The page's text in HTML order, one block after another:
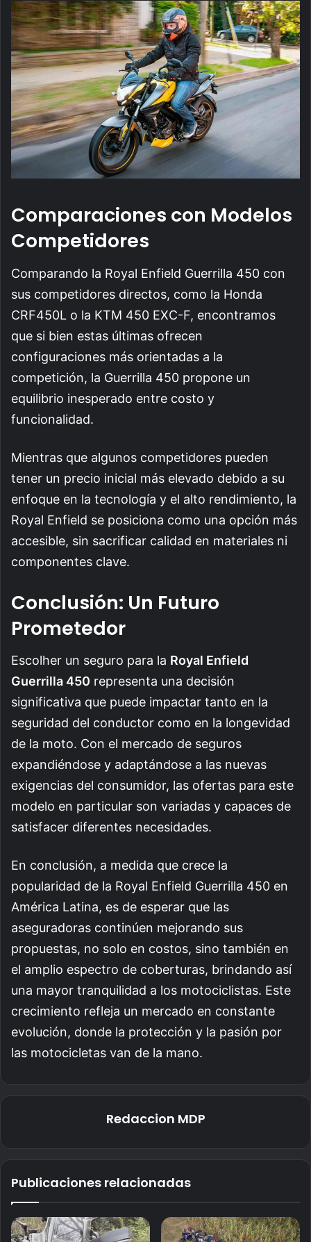
Comparaciones con Modelos
Competidores
Comparando la Royal Enfield Guerrilla 450 con
sus competidores directos, como la Honda
CRF450L o la KTM 450 EXC-F, encontramos
que si bien estas últimas ofrecen
configuraciones más orientadas a la
competición, la Guerrilla 450 propone un
equilibrio inesperado entre costo y
funcionalidad.
Mientras que algunos competidores pueden
tener un precio inicial más elevado debido a su
enfoque en la tecnología y el alto rendimiento, la
Royal Enfield se posiciona como una opción más
accesible, sin sacrificar calidad en materiales ni
componentes clave.
Conclusión: Un Futuro
Prometedor
Escolher un seguro para la Royal Enfield
Guerrilla 450 representa una decisión
significativa que puede impactar tanto en la
seguridad del conductor como en la longevidad
de la moto. Con el mercado de seguros
expandiéndose y adaptándose a las nuevas
exigencias del consumidor, las ofertas para este
modelo en particular son variadas y capaces de
satisfacer diferentes necesidades.
En conclusión, a medida que crece la
popularidad de la Royal Enfield Guerrilla 450 en
América Latina, es de esperar que las
aseguradoras continúen mejorando sus
propuestas, no solo en costos, sino también en
el amplio espectro de coberturas, brindando así
una mayor tranquilidad a los motociclistas. Este
crecimiento refleja un mercado en constante
evolución, donde la protección y la pasión por
las motocicletas van de la mano.
Redaccion MDP
Publicaciones relacionadas